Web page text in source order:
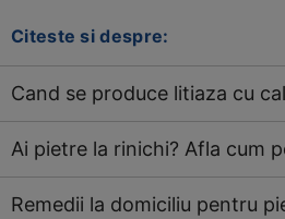
Citeste si despre:
Cand se produce litiaza cu
Ai pietre la rinichi? Afla cum
Remedii la domiciliu pentru